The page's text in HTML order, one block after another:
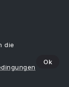
vorbehalten.
die
Ok